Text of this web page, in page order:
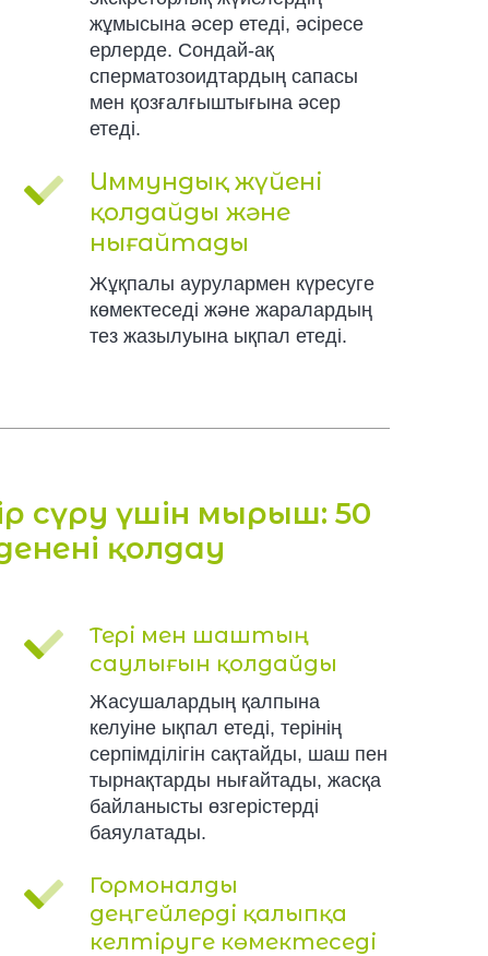
жұмысына әсер етеді, әсіресе
ерлерде. Сондай-ақ
сперматозоидтардың сапасы
мен қозғалғыштығына әсер
етеді.
Иммундық жүйені
қолдайды және
нығайтады
Жұқпалы аурулармен күресуге
көмектеседі және жаралардың
тез жазылуына ықпал етеді.
сүру үшін мырыш: 50
қолдау
Тері мен шаштың
саулығын қолдайды
Жасушалардың қалпына
келуіне ықпал етеді, терінің
серпімділігін сақтайды, шаш пен
тырнақтарды нығайтады, жасқа
байланысты өзгерістерді
баяулатады.
Гормоналды
деңгейлерді қалыпқа
келтіруге көмектеседі